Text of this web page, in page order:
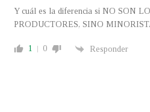
Y cuál es la diferencia si NO SON
PRODUCTORES, SINO
1 0 Responder